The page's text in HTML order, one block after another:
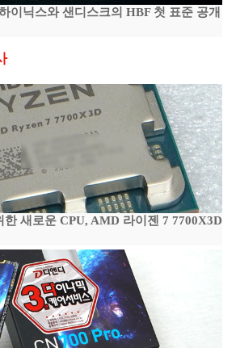
이닉스와 샌디스크의 HBF 첫 표준 공개
한 새로운 CPU, AMD 라이젠 7 7700X3D